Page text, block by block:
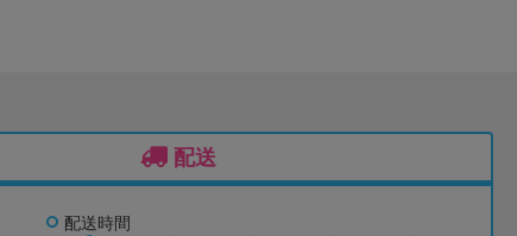
配送
配送時間